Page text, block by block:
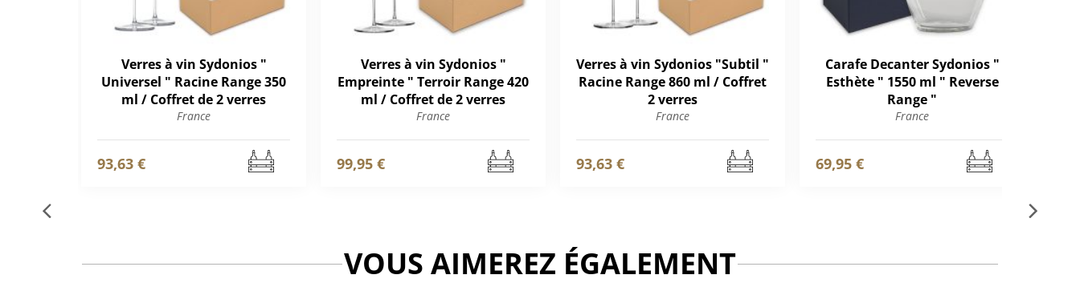
Verres à vin Sydonios "
Universel " Racine Range 350
ml / Coffret de 2 verres
France
93,63 €
Verres à vin Sydonios "
Empreinte " Terroir Range 420
ml / Coffret de 2 verres
France
99,95 €
Verres à vin Sydonios "Subtil "
Racine Range 860 ml / Coffret
2 verres
France
93,63 €
Carafe Decanter Sydonios "
Esthète " 1550 ml " Reverse
Range "
France
69,95 €
VOUS AIMEREZ ÉGALEMENT